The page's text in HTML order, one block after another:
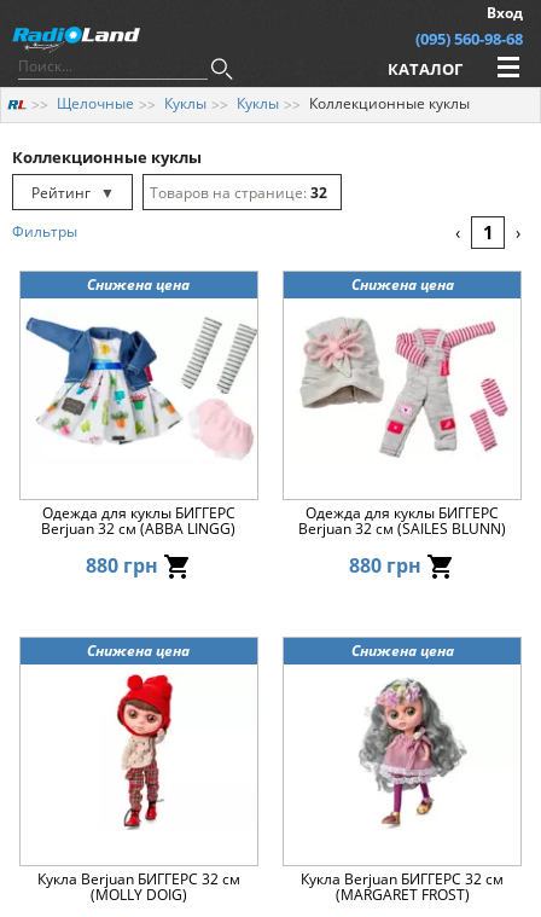
Вход
(095) 560-98-68
КАТАЛОГ
Щелочные Куклы Куклы Коллекционные куклы
Коллекционные куклы
Рейтинг
▼
Рейтинг
Дата ▼
Цена ▲
Цена
▼
32
Фильтры ‹ 1 ›
Снижена цена
Одежда для куклы БИГГЕРС
Berjuan 32 см (ABBA LINGG)
880 грн
Снижена цена
Одежда для куклы БИГГЕРС
Berjuan 32 см (SAILES BLUNN)
880 грн
Снижена цена
Кукла Berjuan БИГГЕРС 32 см
(MOLLY DOIG)
Снижена цена
Кукла Berjuan БИГГЕРС 32 см
(MARGARET FROST)